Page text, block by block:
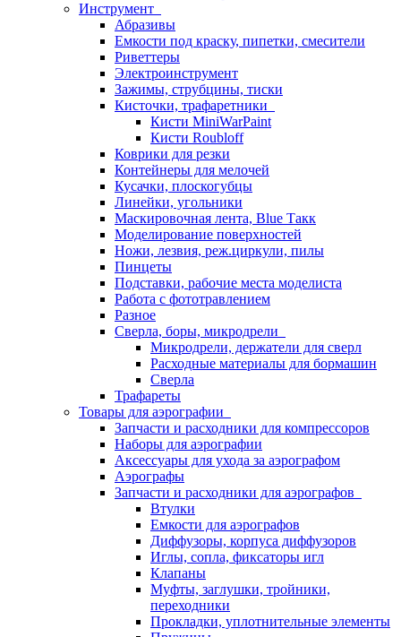
Инструмент
Абразивы
Емкости под краску, пипетки, смесители
Риветтеры
Электроинструмент
Зажимы, струбцины, тиски
Кисточки, трафаретники
Кисти MiniWarPaint
Кисти Roubloff
Коврики для резки
Контейнеры для мелочей
Кусачки, плоскогубцы
Линейки, угольники
Маскировочная лента, Blue Такк
Моделирование поверхностей
Ножи, лезвия, реж.циркули, пилы
Пинцеты
Подставки, рабочие места моделиста
Работа с фототравлением
Разное
Сверла, боры, микродрели
Микродрели, держатели для сверл
Расходные материалы для бормашин
Сверла
Трафареты
Товары для аэрографии
Запчасти и расходники для компрессоров
Наборы для аэрографии
Аксессуары для ухода за аэрографом
Аэрографы
Запчасти и расходники для аэрографов
Втулки
Емкости для аэрографов
Диффузоры, корпуса диффузоров
Иглы, сопла, фиксаторы игл
Клапаны
Муфты, заглушки, тройники,
переходники
Прокладки, уплотнительные элементы